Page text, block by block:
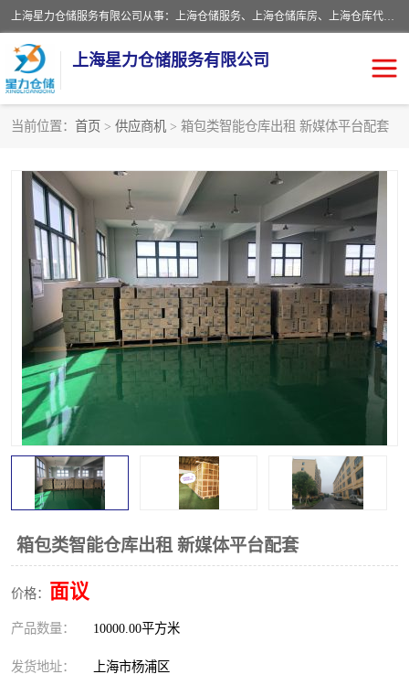
上海星力仓储服务有限公司从事：上海仓储服务、上海仓储库房、上海仓库代运营、上海仓库对外出租、上海仓库外包、上海三方仓储、上海电商仓储代发、上海电商代发货仓库、上海托管仓库、上海仓储配送。上海星力仓储服务有限公司现在拥有100个分仓、10万余平方的标准库房，精炼员工几百名，与几千家客户合作，公司已跻身上海仓储行业前列。欢迎来电咨询！
上海星力仓储服务有限公司
当前位置： 首页 > 供应商机 > 箱包类智能仓库出租 新媒体平台配套
箱包类智能仓库出租 新媒体平台配套
价格： 面议
产品数量： 10000.00平方米
发货地址： 上海市杨浦区
上海仓储配送 上海仓库外包
上海仓库代运营 上海托管仓库
上海第三方仓储 上海仓储服务
仓储 上海电商代发货仓库
上海托管仓库